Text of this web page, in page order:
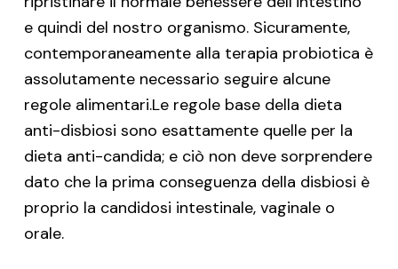
e quindi del nostro organismo. Sicuramente,
contemporaneamente alla terapia probiotica è
assolutamente necessario seguire alcune
regole alimentari.Le regole base della dieta
anti-disbiosi sono esattamente quelle per la
dieta anti-candida; e ciò non deve sorprendere
dato che la prima conseguenza della disbiosi è
proprio la candidosi intestinale, vaginale o
orale.